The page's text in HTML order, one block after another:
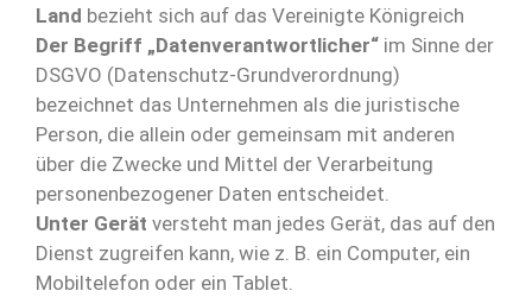
Land bezieht sich auf das Vereinigte Königreich
Der Begriff „Datenverantwortlicher“ im Sinne der
DSGVO (Datenschutz-Grundverordnung)
bezeichnet das Unternehmen als die juristische
Person, die allein oder gemeinsam mit anderen
über die Zwecke und Mittel der Verarbeitung
personenbezogener Daten entscheidet.
Unter Gerät versteht man jedes Gerät, das auf den
Dienst zugreifen kann, wie z. B. ein Computer, ein
Mobiltelefon oder ein Tablet.